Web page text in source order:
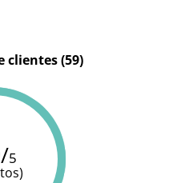
clientes (59)
5